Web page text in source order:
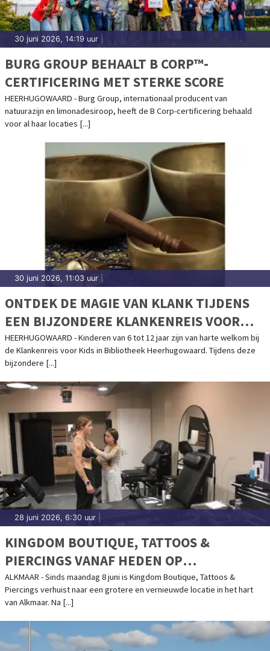
30 juni 2026, 14:19 uur
BURG GROUP BEHAALT B CORP™-
CERTIFICERING MET STERKE SCORE
HEERHUGOWAARD - Burg Group, internationaal producent van
natuurazijn en limonadesiroop, heeft de B Corp-certificering behaald
voor al haar locaties [...]
30 juni 2026, 11:03 uur
ONTDEK DE MAGIE VAN KLANK TIJDENS
EEN BIJZONDERE KLANKENREIS VOOR
KINDEREN
HEERHUGOWAARD - Kinderen van 6 tot 12 jaar zijn van harte welkom bij
de Klankenreis voor Kids in Bibliotheek Heerhugowaard. Tijdens deze
bijzondere [...]
28 juni 2026, 6:30 uur
KINGDOM BOUTIQUE, TATTOOS &
PIERCINGS VANAF HEDEN OP
KANAALKADE
ALKMAAR - Sinds maandag 8 juni is Kingdom Boutique, Tattoos &
Piercings verhuist naar een grotere en vernieuwde locatie in het hart
van Alkmaar. Na [...]